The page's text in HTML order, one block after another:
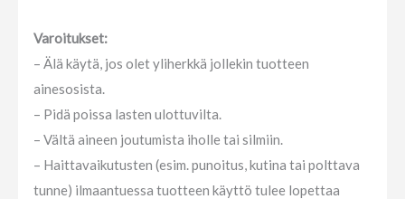
Varoitukset:
– Älä käytä, jos olet yliherkkä jollekin tuotteen
ainesosista.
– Pidä poissa lasten ulottuvilta.
– Vältä aineen joutumista iholle tai silmiin.
– Haittavaikutusten (esim. punoitus, kutina tai polttava
tunne) ilmaantuessa tuotteen käyttö tulee lopettaa